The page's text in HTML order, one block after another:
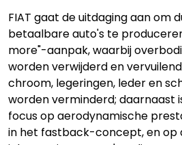
FIAT gaat de uitdaging aan om
betaalbare auto's te
more"-aanpak, waarbij
worden verwijderd en
chroom, legeringen, leder en
worden verminderd; daarnaast
focus op aerodynamische
in het fastback-concept, en op